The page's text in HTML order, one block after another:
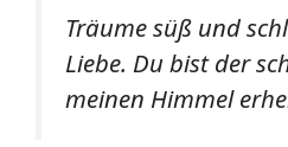
Träume süß und
Liebe. Du bist der
meinen Himmel